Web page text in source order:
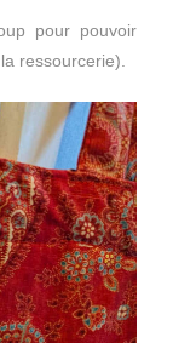
pour pouvoir
ressourcerie).